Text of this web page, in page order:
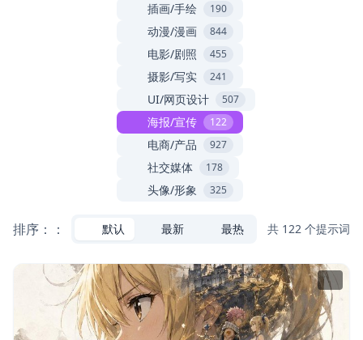
插画/手绘 190
动漫/漫画 844
电影/剧照 455
摄影/写实 241
UI/网页设计 507
海报/宣传 122
电商/产品 927
社交媒体 178
头像/形象 325
排序：： 默认 最新 最热 共 122 个提示词